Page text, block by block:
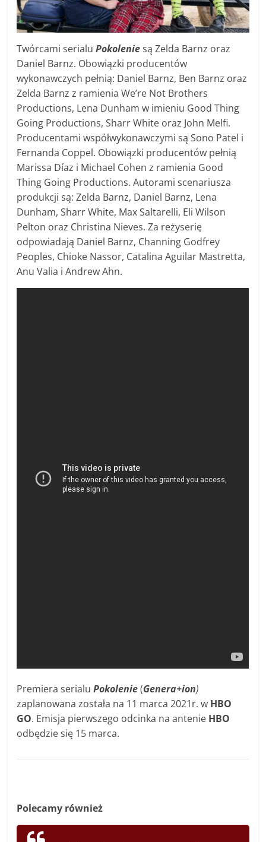
Twórcami serialuPokoleniesą Zelda Barnz oraz
Daniel Barnz. Obowiązki producentów
wykonawczych pełnią: Daniel Barnz, Ben Barnz oraz
Zelda Barnz z ramienia We’re Not Brothers
Productions, Lena Dunham w imieniu Good Thing
Going Productions, Sharr White oraz John Melfi.
Producentami współwykonawczymi są Sono Patel i
Fernanda Coppel. Obowiązki producentów pełnią
Marissa Díaz i Michael Cohen z ramienia Good
Thing Going Productions. Autorami scenariusza
produkcji są: Zelda Barnz, Daniel Barnz, Lena
Dunham, Sharr White, Max Saltarelli, Eli Wilson
Pelton oraz Christina Nieves. Za reżyserię
odpowiadają Daniel Barnz, Channing Godfrey
Peoples, Chioke Nassor, Catalina Aguilar Mastretta,
Anu Valia i Andrew Ahn.
Premiera serialuPokolenie(Genera+ion)
zaplanowana została na 11 marca 2021r. w HBO
GO. Emisja pierwszego odcinka na antenie HBO
odbędzie się 15 marca.
Polecamy również